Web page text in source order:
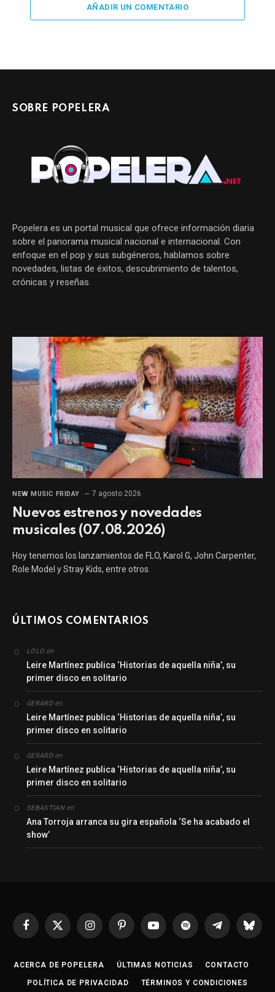
AÑADIR UN COMENTARIO
SOBRE POPELERA
Popelera es un portal musical que ofrece información diaria
sobre el panorama musical nacional e internacional. Con
enfoque en el pop y sus subgéneros, hablamos sobre
novedades, listas de éxitos, descubrimiento de talentos,
crónicas y reseñas.
NEW MUSIC FRIDAY 7 agosto 2026
Nuevos estrenos y novedades
musicales (07.08.2026)
Hoy tenemos los lanzamientos de FLO, Karol G, John Carpenter,
Role Model y Stray Kids, entre otros.
ÚLTIMOS COMENTARIOS
LOLO en
Leire Martínez publica ‘Historias de aquella niña’, su
primer disco en solitario
GERARDen
Leire Martínez publica ‘Historias de aquella niña’, su
primer disco en solitario
GERARDen
Leire Martínez publica ‘Historias de aquella niña’, su
primer disco en solitario
SEBASTIANen
Ana Torroja arranca su gira española ‘Se ha acabado el
show’
Facebook
X
InstagramPinterestYouTubeSpotify Telegrama
ACERCA DE POPELERA ÚLTIMAS NOTICIAS CONTACTO
POLÍTICA DE PRIVACIDAD TÉRMINOS Y CONDICIONES